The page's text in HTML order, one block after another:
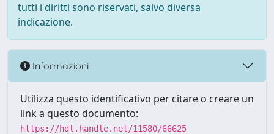
tutti i diritti sono riservati, salvo diversa
indicazione.
Informazioni
Utilizza questo identificativo per citare o creare un
link a questo documento:
https://hdl.handle.net/11580/66625